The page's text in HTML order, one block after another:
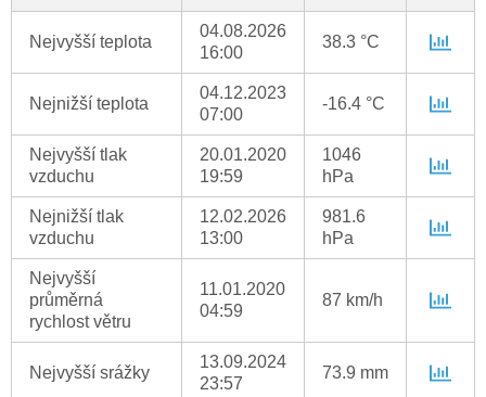
Nejvyšší teplota
04.08.2026
16:00
38.3 °C
Nejnižší teplota
04.12.2023
07:00
-16.4 °C
Nejvyšší tlak
vzduchu
20.01.2020
19:59
1046
hPa
Nejnižší tlak
vzduchu
12.02.2026
13:00
981.6
hPa
Nejvyšší
průměrná
rychlost větru
11.01.2020
04:59
87 km/h
Nejvyšší srážky
13.09.2024
23:57
73.9 mm